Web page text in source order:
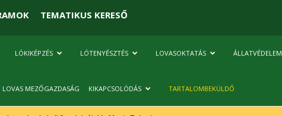
TEMATIKUS KERESŐ
LÓKIKÉPZÉS LÓTENYÉSZTÉS LOVASOKTATÁS ÁLLATVÉDELEM
LOVAS MEZŐGAZDASÁG KIKAPCSOLÓDÁS TARTALOMBEKÜLDŐ